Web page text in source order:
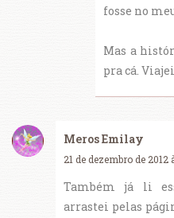
fosse no
Mas a
pra cá.
Meros Emilay
21 de dezembro de 2012
Também já li
arrastei pelas